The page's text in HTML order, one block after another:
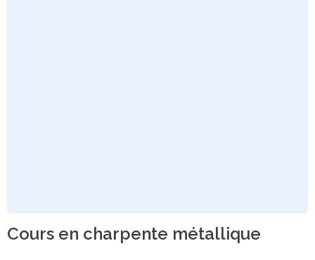
Cours en charpente métallique